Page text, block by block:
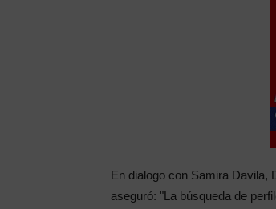
En dialogo con Samira Davila,
aseguró: "La búsqueda de